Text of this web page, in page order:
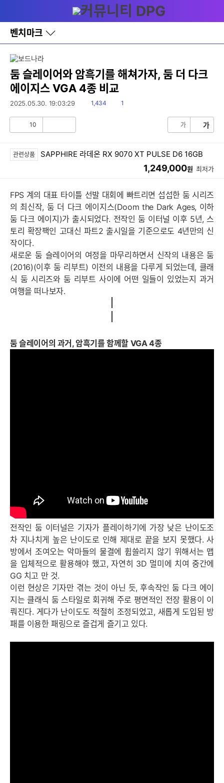
와
홈
벤치마크
바
로
레
이
어
토
둠 슬레이어와 암흑기를 해쳐가자, 둠 더 다크
에이지스 VGA 4종 비교
2025.05.30. 19:03:29
읽
1,434
댓1
10 가 가
관련상품 SAPPHIRE 라데온 RX 9070 XT PULSE D6 16GB
1,249,000원 최저가
FPS 계의 대표 타이틀 선발 대회에 빠트리면 섭섭한 둠 시리즈
의 최신작, 둠 더 다크 에이지스(Doom the Dark Ages, 이하
둠 다크 에이지)가 출시되었다. 전작인 둠 이터널 이후 5년, 스
토리 확장팩인 고대신 파트2 출시일을 기준으로도 4년만의 신
작이다.
새로운 둠 슬레이어의 여정을 마무리하면서 신작의 내용은 둠
(2016)(이후 둠 리부트) 이전의 내용을 다루게 되었는데, 클래
식 둠 시리즈와 둠 리부트 사이에 어떤 일들이 있었는지 과거
여행을 떠나보자.
둠 슬레이어의 과거, 암흑기를 함께할 VGA 4종
전작인 둠 이터널은 기자가 플레이하기에 가장 낮은 난이도조
차 지나치게 높은 난이도로 인해 제대로 끝을 보지 못했다. 사
방에서 조여오는 악마들의 물결에 휩쓸리지 않기 위해서는 맵
을 입체적으로 활용해야 했고, 자연히 3D 멀미에 치여 중간에
GG 치고 만 것.
이런 현상은 기자만 겪는 것이 아닌 듯, 후속작인 둠 다크 에이
지는 클래식 둠 스타일로 회귀해 주로 평면적인 전장 활용이 이
뤄진다. 게다가 난이도도 적절히 조정되었고, 새롭게 도입된 방
패를 이용한 패링으로 즐겁게 즐기고 있다.